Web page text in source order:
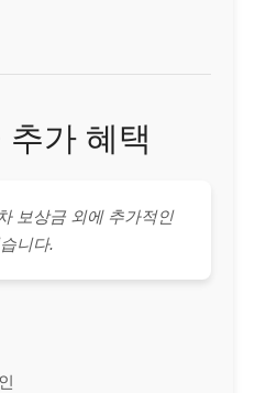
가 혜택
보상금 외에 추가적인
니다.